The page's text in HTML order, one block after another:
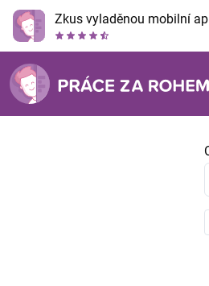
Zkus vyladěnou mobilní